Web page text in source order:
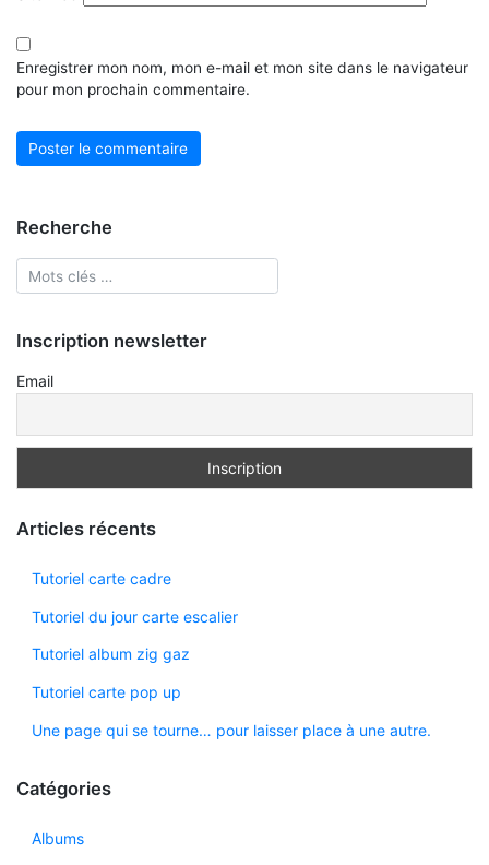
Enregistrer mon nom, mon e-mail et mon site dans le navigateur
pour mon prochain commentaire.
Recherche
Inscription newsletter
Email
Articles récents
Tutoriel carte cadre
Tutoriel du jour carte escalier
Tutoriel album zig gaz
Tutoriel carte pop up
Une page qui se tourne… pour laisser place à une autre.
Catégories
Albums